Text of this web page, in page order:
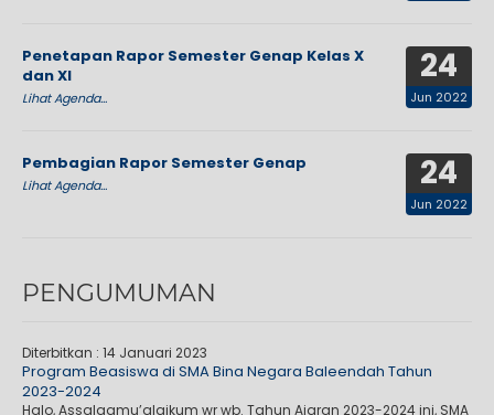
24
Jun 2022
Penetapan Rapor Semester Genap Kelas X
dan XI
Lihat Agenda...
24
Jun 2022
Pembagian Rapor Semester Genap
Lihat Agenda...
PENGUMUMAN
Diterbitkan : 14 Januari 2023
Program Beasiswa di SMA Bina Negara Baleendah Tahun
2023-2024
Halo, Assalaamu’alaikum wr wb. Tahun Ajaran 2023-2024 ini, SMA